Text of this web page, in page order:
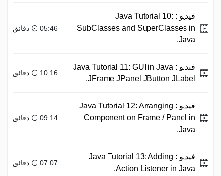
فيديو : Java Tutorial 10:
SubClasses and SuperClasses in
Java.
05:46 دقائق
فيديو : Java Tutorial 11: GUI in Java
JFrame JPanel JButton JLabel.
10:16 دقائق
فيديو : Java Tutorial 12: Arranging
Component on Frame / Panel in
Java.
09:14 دقائق
فيديو : Java Tutorial 13: Adding
Action Listener in Java.
07:07 دقائق